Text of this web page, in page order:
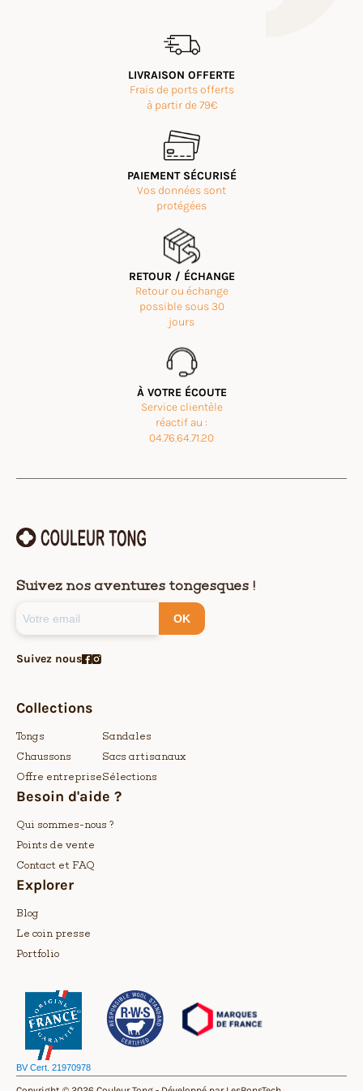
LIVRAISON OFFERTE
Frais de ports offerts
à partir de 79€
PAIEMENT SÉCURISÉ
Vos données sont
protégées
RETOUR / ÉCHANGE
Retour ou échange
possible sous 30
jours
À VOTRE ÉCOUTE
Service clientèle
réactif au :
04.76.64.71.20
Suivez nos aventures tongesques !
OK
Suivez nous
Collections
Tongs
Chaussons
Offre entreprise
Sandales
Sacs artisanaux
Sélections
Besoin d'aide ?
Qui sommes-nous ?
Points de vente
Contact et FAQ
Explorer
Blog
Le coin presse
Portfolio
BV Cert. 21970978